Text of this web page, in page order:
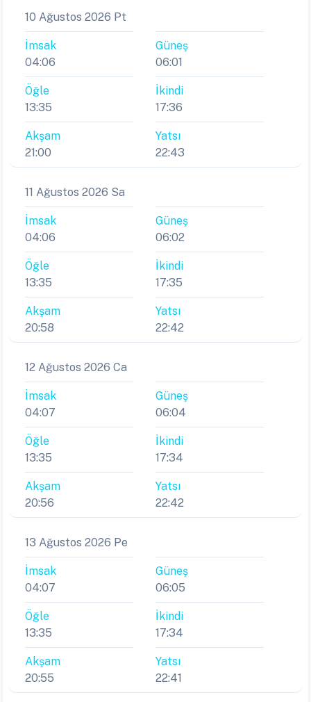
10 Ağustos 2026 Pt
İmsak
04:06
Güneş
06:01
Öğle
13:35
İkindi
17:36
Akşam
21:00
Yatsı
22:43
11 Ağustos 2026 Sa
İmsak
04:06
Güneş
06:02
Öğle
13:35
İkindi
17:35
Akşam
20:58
Yatsı
22:42
12 Ağustos 2026 Ca
İmsak
04:07
Güneş
06:04
Öğle
13:35
İkindi
17:34
Akşam
20:56
Yatsı
22:42
13 Ağustos 2026 Pe
İmsak
04:07
Güneş
06:05
Öğle
13:35
İkindi
17:34
Akşam
20:55
Yatsı
22:41